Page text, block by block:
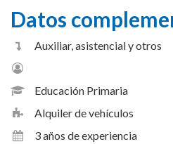
Datos
Auxiliar, asistencial y otros
Educación Primaria
Alquiler de vehículos
3 años de experiencia